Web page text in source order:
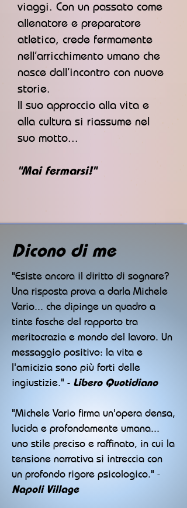
viaggi. Con un passato come
allenatore e preparatore
atletico, crede fermamente
nell’arricchimento umano che
nasce dall’incontro con nuove
storie.
Il suo approccio alla vita e
alla cultura si riassume nel
suo motto...
"Mai fermarsi!"
Dicono di me
"Esiste ancora il diritto di sognare?
Una risposta prova a darla Michele
Vario... che dipinge un quadro a
tinte fosche del rapporto tra
meritocrazia e mondo del lavoro. Un
messaggio positivo: la vita e
l'amicizia sono più forti delle
ingiustizie." - Libero Quotidiano
"Michele Vario firma un'opera densa,
lucida e profondamente umana...
uno stile preciso e raffinato, in cui la
tensione narrativa si intreccia con
un profondo rigore psicologico." -
Napoli Village